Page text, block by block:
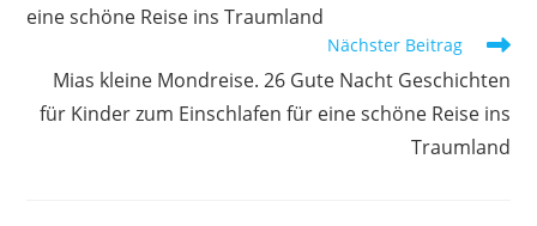
eine schöne Reise ins Traumland
Nächster Beitrag
Mias kleine Mondreise. 26 Gute Nacht Geschichten
für Kinder zum Einschlafen für eine schöne Reise ins
Traumland